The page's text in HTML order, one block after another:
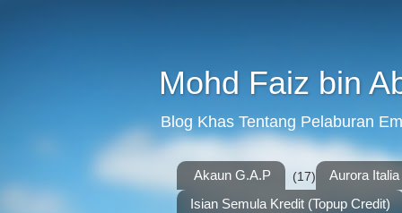
Mohd Faiz bin
Blog Khas Tentang Pelaburan
Akaun G.A.P (17)
Aurora Italia
Isian Semula Kredit (Topup Credit)